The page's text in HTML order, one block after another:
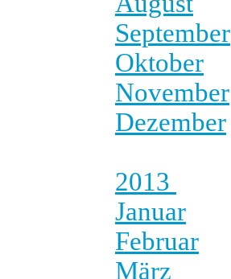
September
Oktober
November
Dezember
2013
Januar
Februar
März